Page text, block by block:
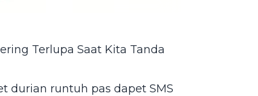
Terlupa Saat Kita Tanda
durian runtuh pas dapet SMS